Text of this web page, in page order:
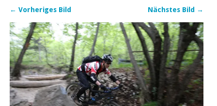
← Vorheriges Bild Nächstes Bild →